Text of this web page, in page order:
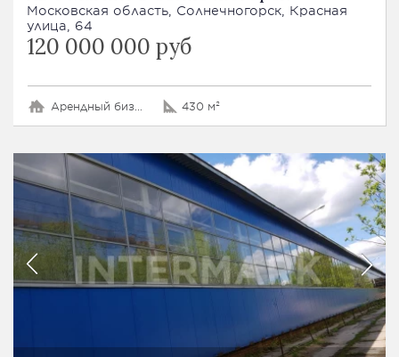
Московская область, Солнечногорск, Красная
улица, 64
120 000 000 руб
Арендный бизнес 430 м²